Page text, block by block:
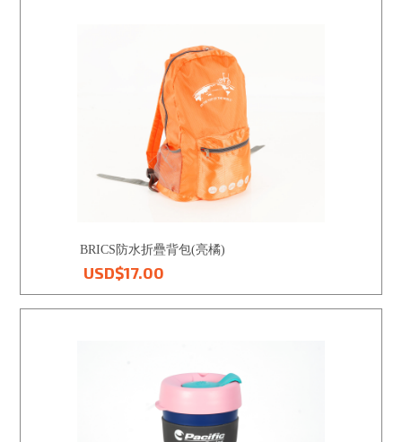
BRICS防水折疊背包(亮橘)
USD$17.00